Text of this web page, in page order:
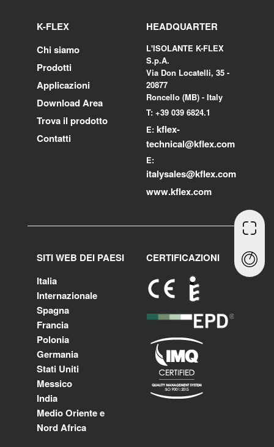
K-FLEX
Chi siamo
Prodotti
Applicazioni
Download Area
Trova il prodotto
Contatti
HEADQUARTER
L'ISOLANTE K-FLEX
S.p.A.
Via Don Locatelli, 35 -
20877
Roncello (MB) - Italy
T: +39 039 6824.1
E: kflex-
technical@kflex.com
E:
italysales@kflex.com
www.kflex.com
SITI WEB DEI PAESI
Italia
Internazionale
Spagna
Francia
Polonia
Germania
Stati Uniti
Messico
India
Medio Oriente e
Nord Africa
CERTIFICAZIONI